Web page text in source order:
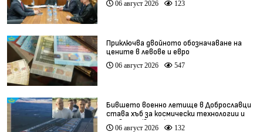
06 август 2026 123
Приключва двойното обозначаване на
цените в левове и евро
06 август 2026 547
Бившето военно летище в Доброславци
става хъб за космически технологии и
иновации (видео)
06 август 2026 132